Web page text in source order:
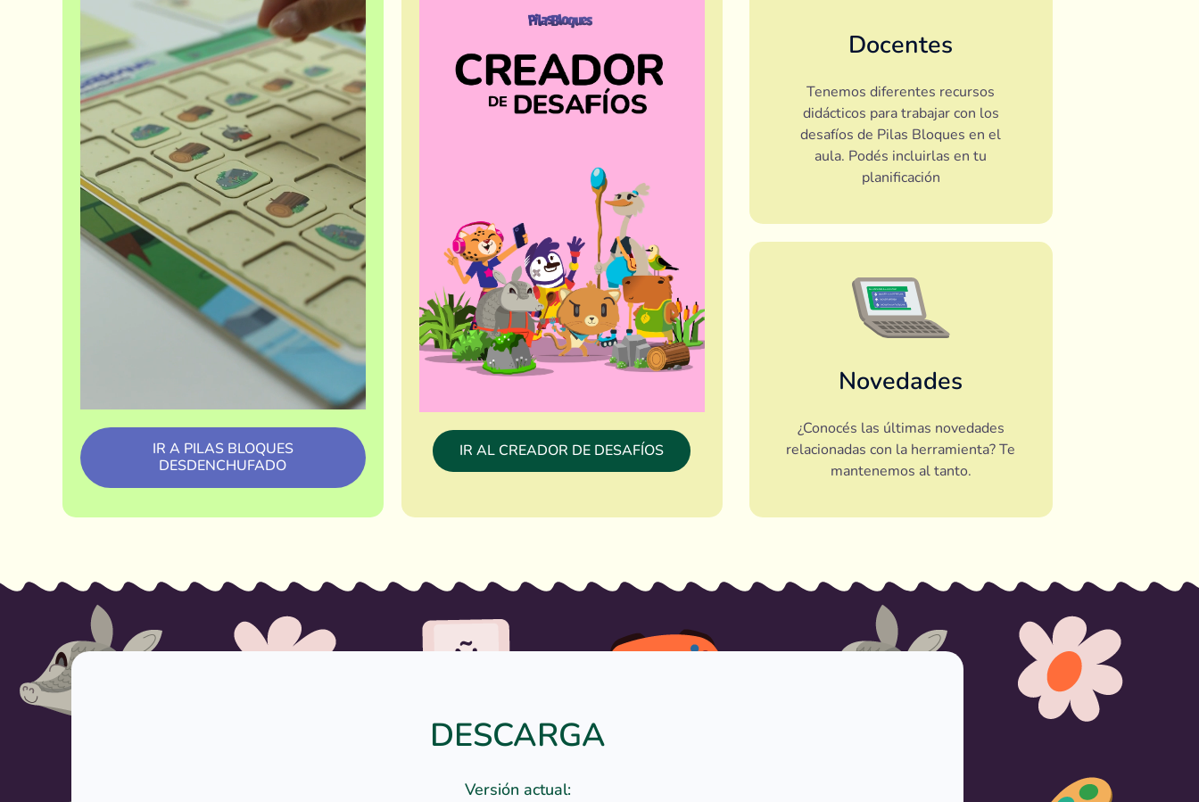
IR A PILAS BLOQUES
DESDENCHUFADO
IR AL CREADOR DE DESAFÍOS
Docentes
Tenemos diferentes recursos
didácticos para trabajar con los
desafíos de Pilas Bloques en el
aula. Podés incluirlas en tu
planificación
Novedades
¿Conocés las últimas novedades
relacionadas con la herramienta? Te
mantenemos al tanto.
DESCARGA
Versión actual: